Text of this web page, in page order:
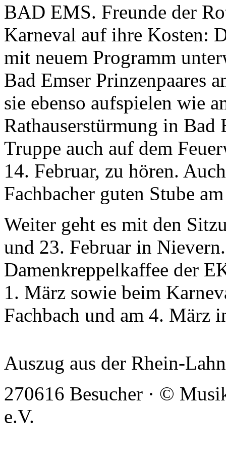
BAD EMS. Freunde der
Karneval auf ihre Kosten:
mit neuem Programm
Bad Emser Prinzenpaares
sie ebenso aufspielen wie
Rathauserstürmung in
Truppe auch auf dem
14. Februar, zu hören.
Fachbacher guten Stube
Weiter geht es mit den
und 23. Februar in
Damenkreppelkaffee der
1. März sowie beim
Fachbach und am 4. März
Auszug aus der Rhein-
270616 Besucher · ©
e.V.